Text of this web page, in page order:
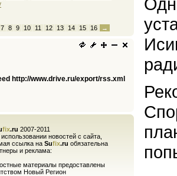
7 8 9 10 11 12 13 14 15 16 →
http://www.drive.ru/export/rss.xml
fix.ru 2007-2011
новостей с сайта,
ссылка на Sufix.ru обязательна
и реклама:
материалы предоставлены
Новый Регион